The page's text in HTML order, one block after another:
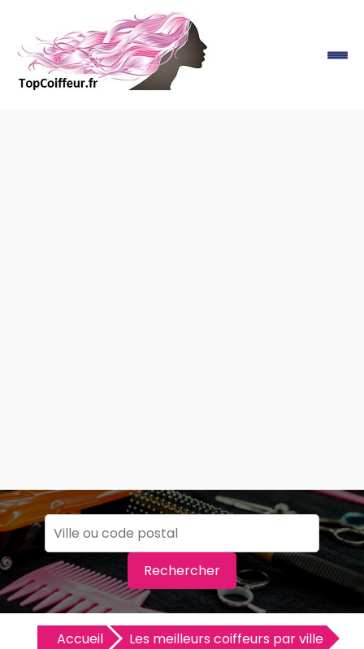
Rechercher
Accueil
Les meilleurs coiffeurs par ville